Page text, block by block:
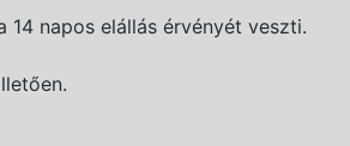
napos elállás érvényét veszti.